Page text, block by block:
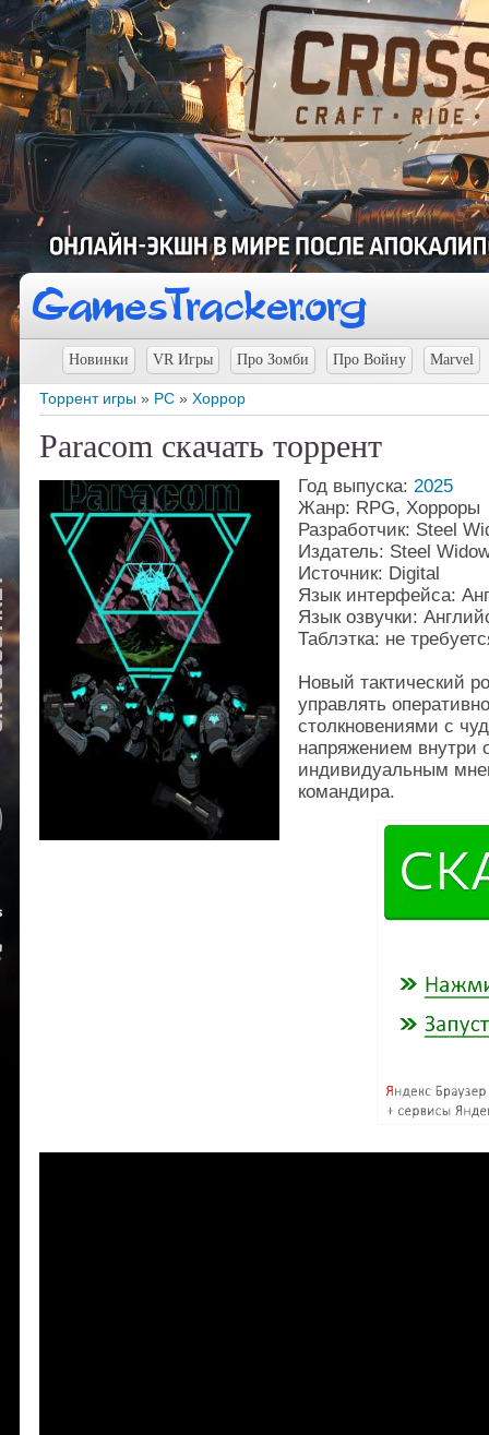
Новинки VR Игры Про Зомби Про Войну Marvel
Торрент игры » PC » Хоррор
Paracom скачать торрент
Год выпуска: 2025
Жанр: RPG, Хорроры
Разработчик: Steel
Издатель: Steel
Источник: Digital
Язык интерфейса:
Язык озвучки:
Таблэтка: не
Новый тактический
управлять
столкновениями с
напряжением внутри
индивидуальным
командира.